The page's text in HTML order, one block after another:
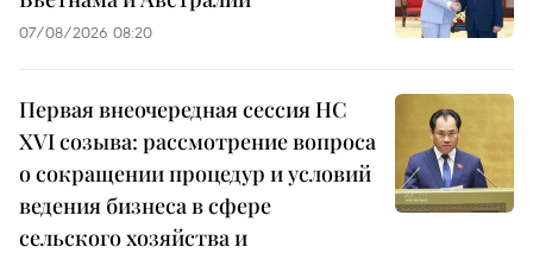
07/08/2026 08:20
Первая внеочередная сессия НС
XVI созыва: рассмотрение вопроса
о сокращении процедур и условий
ведения бизнеса в сфере
сельского хозяйства и